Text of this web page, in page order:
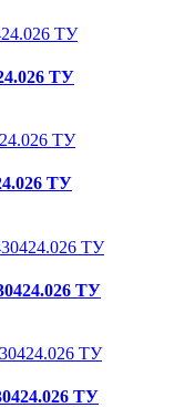
ТУ
ТУ
ТУ
ТУ